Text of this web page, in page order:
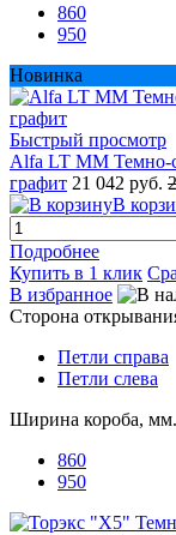
860
950
Новинка
Быстрый просмотр
Alfa LT ММ Темно-
графит 21 042 руб.
В
Подробнее
Купить в 1 клик
В избранное
Сторона
Петли справа
Петли слева
Ширина короба, мм.
860
950